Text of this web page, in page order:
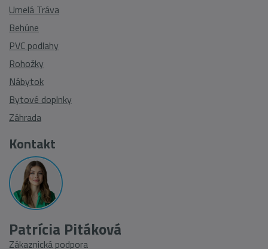
Umelá Tráva
Behúne
PVC podlahy
Rohožky
Nábytok
Bytové doplnky
Záhrada
Kontakt
Patrícia Pitáková
Zákaznická podpora